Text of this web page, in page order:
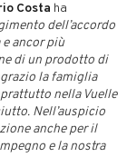
Costa ha
dell’accordo
ancor più
di un prodotto di
la famiglia
nella Vuelle
Nell’auspicio
anche per il
e la nostra